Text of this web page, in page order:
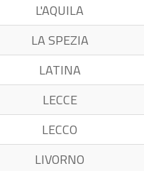
L'AQUILA
LA SPEZIA
LATINA
LECCE
LECCO
LIVORNO